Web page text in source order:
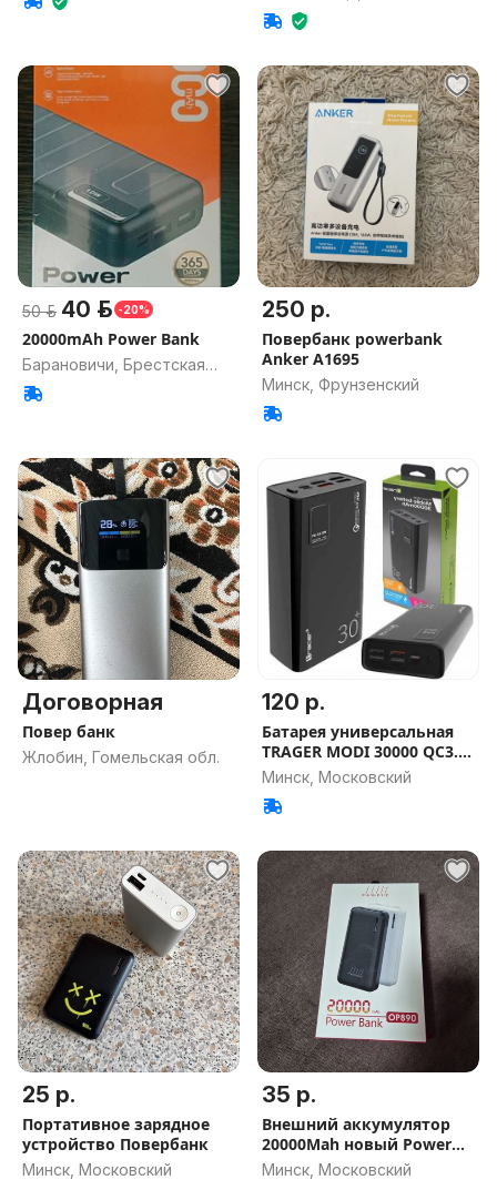
обл.
50 р. 40 р. -20%
20000mAh Power Bank
Барановичи, Брестская
обл.
250 р.
Повербанк powerbank
Anker A1695
Минск, Фрунзенский
Договорная
Повер банк
Жлобин, Гомельская обл.
120 р.
Батарея универсальная
TRAGER MODI 30000 QC3.0
SPC
Минск, Московский
25 р.
Портативное зарядное
устройство Повербанк
Минск, Московский
35 р.
Внешний аккумулятор
20000Mah новый Power
bank
Минск, Московский